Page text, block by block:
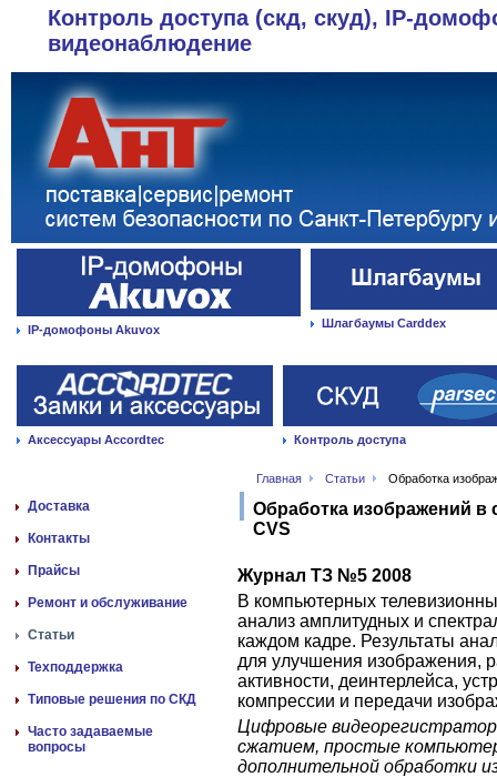
Контроль доступа (скд, скуд), IP-
видеонаблюдение
IP-домофоны Akuvox Шлагбаумы Carddex
Аксессуары Accordtec Контроль доступа
Главная Статьи Обработка
Доставка
Контакты
Прайсы
Ремонт и обслуживание
Статьи
Техподдержка
Типовые решения по СКД
Часто задаваемые
вопросы
Обработка изображений
CVS
Журнал ТЗ №5 2008
В компьютерных
анализ амплитудных и
каждом кадре. Результаты
для улучшения изображения,
активности, деинтерлейса,
компрессии и передачи
Цифровые
сжатием, простые
дополнительной обработки